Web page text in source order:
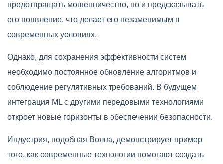
предотвращать мошенничество, но и предсказывать
его появление, что делает его незаменимым в
современных условиях.
Однако, для сохранения эффективности систем
необходимо постоянное обновление алгоритмов и
соблюдение регулятивных требований. В будущем
интеграция ML с другими передовыми технологиями
откроет новые горизонты в обеспечении безопасности.
Индустрия, подобная Волна, демонстрирует пример
того, как современные технологии помогают создать